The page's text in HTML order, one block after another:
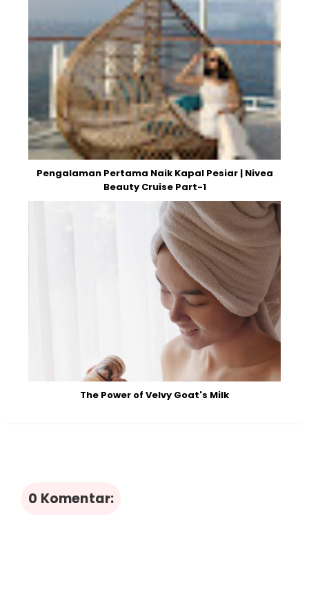
Pengalaman Pertama Naik Kapal Pesiar | Nivea
Beauty Cruise Part-1
The Power of Velvy Goat's Milk
0 Komentar: